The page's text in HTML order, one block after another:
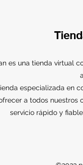
es una tienda virtual
especializada en
a todos nuestros
servicio rápido y